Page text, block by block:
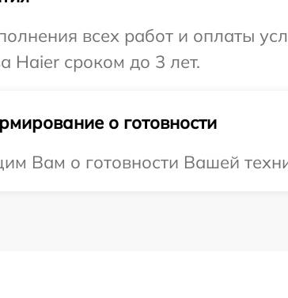
всех работ и оплаты
Haier сроком до 3 лет.
о готовности
Вам о готовности Вашей